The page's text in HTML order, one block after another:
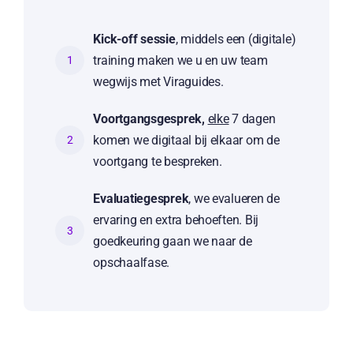
1
Kick-off sessie, middels een (digitale)
training maken we u en uw team
wegwijs met Viraguides.
2
Voortgangsgesprek, elke7 dagen
komen we digitaal bij elkaar om de
voortgang te bespreken.
3
Evaluatiegesprek, we evalueren de
ervaring en extra behoeften. Bij
goedkeuring gaan we naar de
opschaalfase.